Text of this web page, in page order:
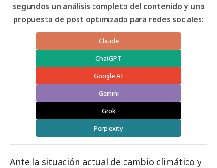
segundos un análisis completo del contenido y una
propuesta de post optimizado para redes sociales:
Claude
ChatGPT
Google AI
Gemini
Grok
Perplexity
Ante la situación actual de cambio climático y